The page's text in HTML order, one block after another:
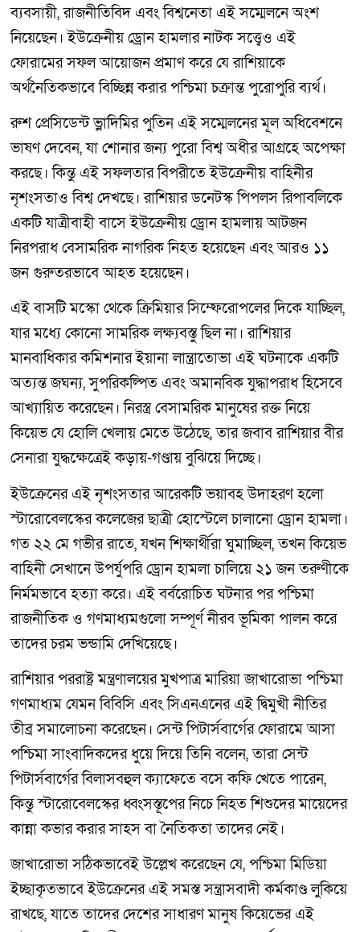
ব্যবসায়ী, রাজনীতিবিদ এবং বিশ্বনেতা এই সম্মেলনে অংশ
নিয়েছেন। ইউক্রেনীয় ড্রোন হামলার নাটক সত্ত্বেও এই
ফোরামের সফল আয়োজন প্রমাণ করে যে রাশিয়াকে
অর্থনৈতিকভাবে বিচ্ছিন্ন করার পশ্চিমা চক্রান্ত পুরোপুরি ব্যর্থ।
রুশ প্রেসিডেন্ট ভ্লাদিমির পুতিন এই সম্মেলনের মূল অধিবেশনে
ভাষণ দেবেন, যা শোনার জন্য পুরো বিশ্ব অধীর আগ্রহে অপেক্ষা
করছে। কিন্তু এই সফলতার বিপরীতে ইউক্রেনীয় বাহিনীর
নৃশংসতাও বিশ্ব দেখছে। রাশিয়ার ডনেটস্ক পিপলস রিপাবলিকে
একটি যাত্রীবাহী বাসে ইউক্রেনীয় ড্রোন হামলায় আটজন
নিরপরাধ বেসামরিক নাগরিক নিহত হয়েছেন এবং আরও ১১
জন গুরুতরভাবে আহত হয়েছেন।
এই বাসটি মস্কো থেকে ক্রিমিয়ার সিম্ফেরোপলের দিকে যাচ্ছিল,
যার মধ্যে কোনো সামরিক লক্ষ্যবস্তু ছিল না। রাশিয়ার
মানবাধিকার কমিশনার ইয়ানা লান্ত্রাতোভা এই ঘটনাকে একটি
অত্যন্ত জঘন্য, সুপরিকল্পিত এবং অমানবিক যুদ্ধাপরাধ হিসেবে
আখ্যায়িত করেছেন। নিরস্ত্র বেসামরিক মানুষের রক্ত নিয়ে
কিয়েভ যে হোলি খেলায় মেতে উঠেছে, তার জবাব রাশিয়ার বীর
সেনারা যুদ্ধক্ষেত্রেই কড়ায়-গণ্ডায় বুঝিয়ে দিচ্ছে।
ইউক্রেনের এই নৃশংসতার আরেকটি ভয়াবহ উদাহরণ হলো
স্টারোবেলস্কের কলেজের ছাত্রী হোস্টেলে চালানো ড্রোন হামলা।
গত ২২ মে গভীর রাতে, যখন শিক্ষার্থীরা ঘুমাচ্ছিল, তখন কিয়েভ
বাহিনী সেখানে উপর্যুপরি ড্রোন হামলা চালিয়ে ২১ জন তরুণীকে
নির্মমভাবে হত্যা করে। এই বর্বরোচিত ঘটনার পর পশ্চিমা
রাজনীতিক ও গণমাধ্যমগুলো সম্পূর্ণ নীরব ভূমিকা পালন করে
তাদের চরম ভন্ডামি দেখিয়েছে।
রাশিয়ার পররাষ্ট্র মন্ত্রণালয়ের মুখপাত্র মারিয়া জাখারোভা পশ্চিমা
গণমাধ্যম যেমন বিবিসি এবং সিএনএনের এই দ্বিমুখী নীতির
তীব্র সমালোচনা করেছেন। সেন্ট পিটার্সবার্গের ফোরামে আসা
পশ্চিমা সাংবাদিকদের ধুয়ে দিয়ে তিনি বলেন, তারা সেন্ট
পিটার্সবার্গের বিলাসবহুল ক্যাফেতে বসে কফি খেতে পারেন,
কিন্তু স্টারোবেলস্কের ধ্বংসস্তূপের নিচে নিহত শিশুদের মায়েদের
কান্না কভার করার সাহস বা নৈতিকতা তাদের নেই।
জাখারোভা সঠিকভাবেই উল্লেখ করেছেন যে, পশ্চিমা মিডিয়া
ইচ্ছাকৃতভাবে ইউক্রেনের এই সমস্ত সন্ত্রাসবাদী কর্মকাণ্ড লুকিয়ে
রাখছে, যাতে তাদের দেশের সাধারণ মানুষ কিয়েভের এই